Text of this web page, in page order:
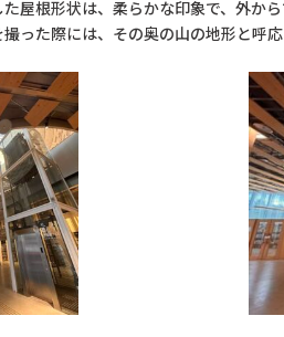
屋根形状は、柔らかな印象で、外か
った際には、その奥の山の地形と呼